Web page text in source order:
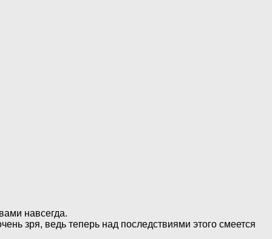
навсегда.
зря, ведь теперь над последствиями этого смеется